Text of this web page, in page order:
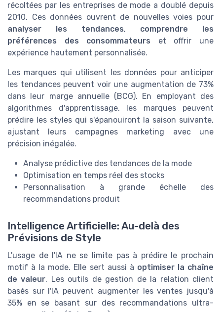
récoltées par les entreprises de mode a doublé depuis
2010. Ces données ouvrent de nouvelles voies pour
analyser les tendances, comprendre les
préférences des consommateurs et offrir une
expérience hautement personnalisée.
Les marques qui utilisent les données pour anticiper
les tendances peuvent voir une augmentation de 73%
dans leur marge annuelle (BCG). En employant des
algorithmes d'apprentissage, les marques peuvent
prédire les styles qui s'épanouiront la saison suivante,
ajustant leurs campagnes marketing avec une
précision inégalée.
Analyse prédictive des tendances de la mode
Optimisation en temps réel des stocks
Personnalisation à grande échelle des
recommandations produit
Intelligence Artificielle: Au-delà des
Prévisions de Style
L'usage de l'IA ne se limite pas à prédire le prochain
motif à la mode. Elle sert aussi à optimiser la chaîne
de valeur. Les outils de gestion de la relation client
basés sur l'IA peuvent augmenter les ventes jusqu'à
35% en se basant sur des recommandations ultra-